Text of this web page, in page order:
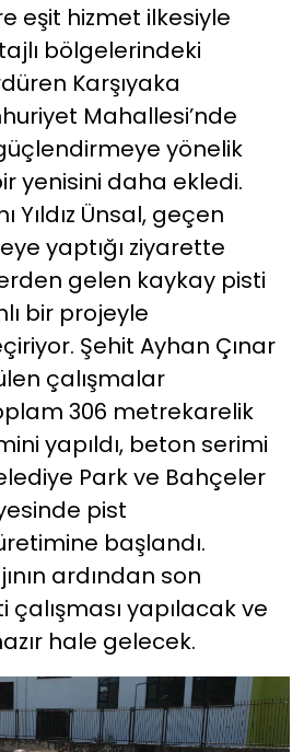
eşit hizmet ilkesiyle
bölgelerindeki
Karşıyaka
Mahallesi’nde
yönelik
yenisini daha ekledi.
Yıldız Ünsal, geçen
yaptığı ziyarette
gelen kaykay pisti
bir projeyle
Şehit Ayhan Çınar
çalışmalar
306 metrekarelik
yapıldı, beton serimi
Park ve Bahçeler
pist
başlandı.
ardından son
yapılacak ve
hale gelecek.